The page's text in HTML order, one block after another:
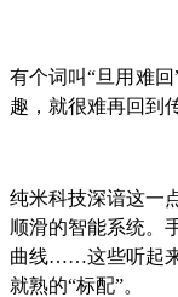
有个词叫“旦用难
趣，就很难再回到
纯米科技深谙这一
顺滑的智能系统。
曲线……这些听起
就熟的“标配”。